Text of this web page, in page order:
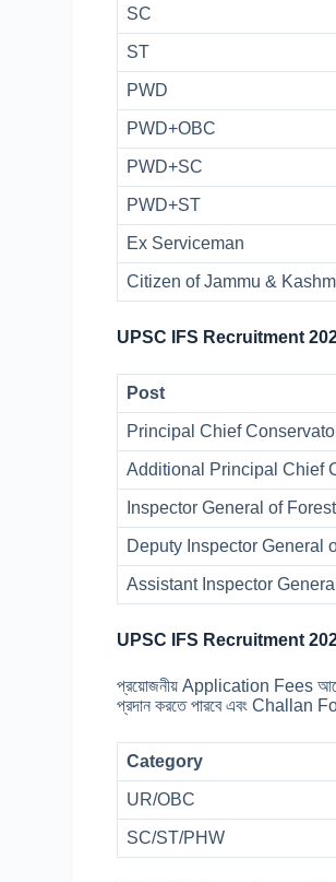
SC
ST
PWD
PWD+OBC
PWD+SC
PWD+ST
Ex Serviceman
Citizen of Jammu &
UPSC IFS Recruitment
Post
Principal Chief
Additional Principal Chief
Inspector General of
Deputy Inspector General
Assistant Inspector
UPSC IFS Recruitment
প্রয়োজনীয় Application Fees
প্রদান করতে পারবে এবং
Category
UR/OBC
SC/ST/PHW